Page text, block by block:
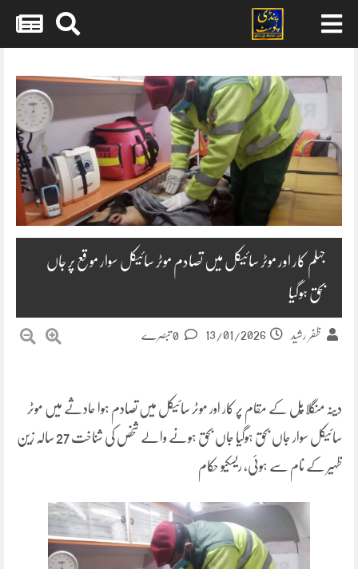
content
جہلم کار اور موٹر سائیکل میں تصادم موٹر سائیکل سوار موقع پر جاں
بحق ہوگیا
ظفر رشید 13/01/2026
دینہ منگلا پُل کے مقام پر کار اور موٹر سائیکل میں تصادم ہوا حادثے میں موٹر
سائیکل سوار جاں بحق ہوگیا جاں بحق ہونے والے شخص کی شناخت 27 سالہ زین
ظہیر کے نام سے ہوئی، ریسکیو حکام